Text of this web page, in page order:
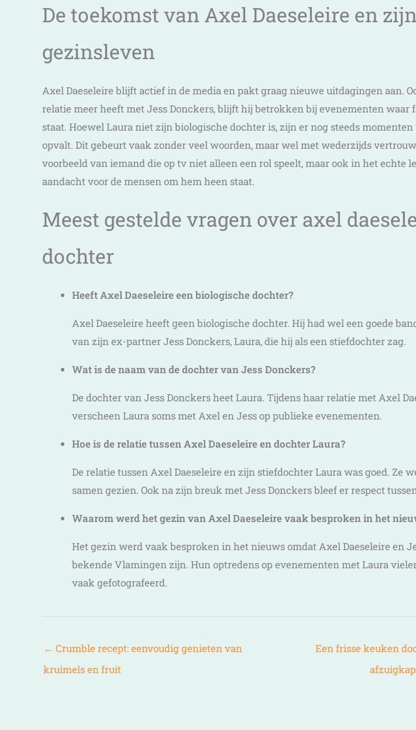
De toekomst van Axel Daeseleire en
gezinsleven
Axel Daeseleire blijft actief in de media en pakt graag nieuwe uitdagingen aan.
relatie meer heeft met Jess Donckers, blijft hij betrokken bij evenementen waar
staat. Hoewel Laura niet zijn biologische dochter is, zijn er nog steeds
opvalt. Dit gebeurt vaak zonder veel woorden, maar wel met wederzijds
voorbeeld van iemand die op tv niet alleen een rol speelt, maar ook in het echte
aandacht voor de mensen om hem heen staat.
Meest gestelde vragen over axel
dochter
Heeft Axel Daeseleire een biologische dochter?
Axel Daeseleire heeft geen biologische dochter. Hij had wel een goede
van zijn ex-partner Jess Donckers, Laura, die hij als een stiefdochter zag.
Wat is de naam van de dochter van Jess Donckers?
De dochter van Jess Donckers heet Laura. Tijdens haar relatie met Axel
verscheen Laura soms met Axel en Jess op publieke evenementen.
Hoe is de relatie tussen Axel Daeseleire en dochter Laura?
De relatie tussen Axel Daeseleire en zijn stiefdochter Laura was goed. Ze
samen gezien. Ook na zijn breuk met Jess Donckers bleef er respect
Waarom werd het gezin van Axel Daeseleire vaak besproken in het
Het gezin werd vaak besproken in het nieuws omdat Axel Daeseleire en
bekende Vlamingen zijn. Hun optredens op evenementen met Laura
vaak gefotografeerd.
← Crumble recept: eenvoudig genieten van
kruimels en fruit
Een frisse keuken